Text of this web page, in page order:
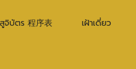
สูจิบัตร 程序表 เฝ้าเดี่ยว